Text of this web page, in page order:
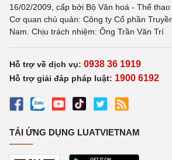
16/02/2009, cấp bởi Bộ Văn hoá - Thể thao
Cơ quan chủ quản: Công ty Cổ phần
Nam. Chịu trách nhiệm: Ông Trần Văn Trí
Hỗ trợ về dịch vụ: 0938 36 1919
Hỗ trợ giải đáp pháp luật: 1900 6192
TẢI ỨNG DỤNG LUATVIETNAM